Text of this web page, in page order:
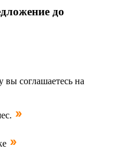
до
вы соглашаетесь на